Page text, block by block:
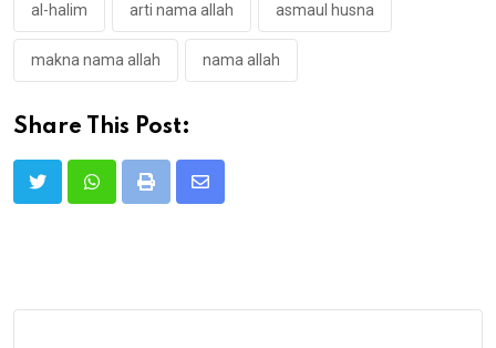
al-halim arti nama allah asmaul husna
makna nama allah nama allah
Share This Post:
Print
Share